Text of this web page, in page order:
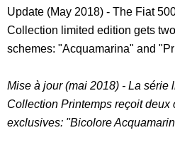
Update (May 2018) - The Fiat
Collection limited edition gets
schemes: "Acquamarina" and
Mise à jour (mai 2018) - La
Collection Printemps reçoit
exclusives: "Bicolore